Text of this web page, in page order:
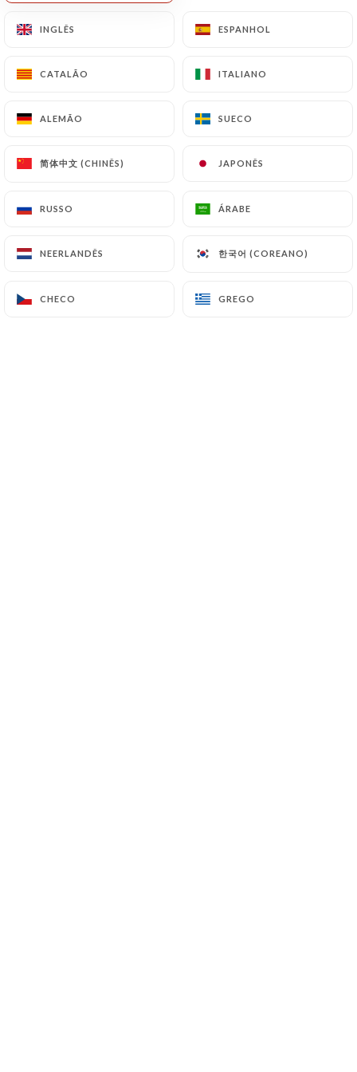
MENU
INGLÊS ESPANHOL
CATALÃO ITALIANO
ALEMÃO SUECO
简体中文 (CHINÊS) JAPONÊS
RUSSO ÁRABE
NEERLANDÊS 한국어 (COREANO)
CHECO GREGO
Galeria
INGLÊS ESPANHOL
CATALÃO ITALIANO
ALEMÃO SUECO
简体中文 (CHINÊS) JAPONÊS
RUSSO ÁRABE
NEERLANDÊS 한국어 (COREANO)
CHECO GREGO